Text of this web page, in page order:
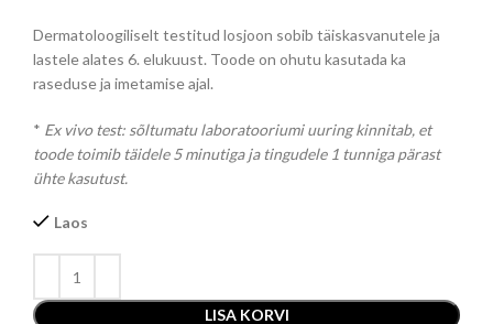
Dermatoloogiliselt testitud losjoon sobib täiskasvanutele ja
lastele alates 6. elukuust. Toode on ohutu kasutada ka
raseduse ja imetamise ajal.
* Ex vivo test: sõltumatu laboratooriumi uuring kinnitab, et
toode toimib täidele 5 minutiga ja tingudele 1 tunniga pärast
ühte kasutust.
Laos
LISA KORVI